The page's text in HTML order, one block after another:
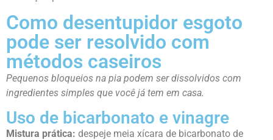
Como desentupidor esgoto
pode ser resolvido com
métodos caseiros
Pequenos bloqueios na pia podem ser dissolvidos com
ingredientes simples que você já tem em casa.
Uso de bicarbonato e vinagre
Mistura prática: despeje meia xícara de bicarbonato de